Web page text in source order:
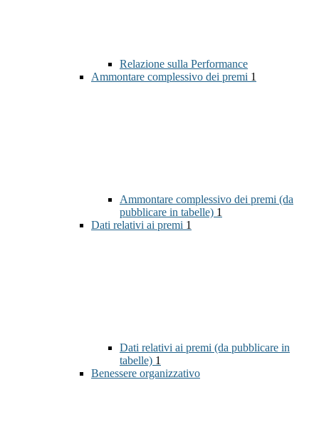
Relazione sulla Performance
Ammontare complessivo dei premi 1
Ammontare complessivo dei premi (da
pubblicare in tabelle) 1
Dati relativi ai premi 1
Dati relativi ai premi (da pubblicare in
tabelle) 1
Benessere organizzativo